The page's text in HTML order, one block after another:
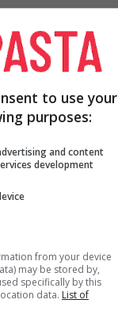
to use your
purposes:
and content
development
from your device
may be stored by,
specifically by this
data. List of